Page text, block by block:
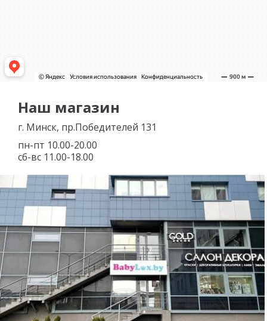
Наш магазин
г. Минск, пр.Победителей 131
пн-пт 10.00-20.00
сб-вс 11.00-18.00